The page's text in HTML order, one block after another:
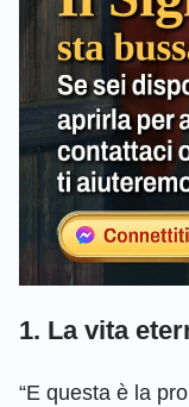
1. La vita
“E questa è la